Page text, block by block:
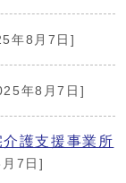
年8月7日]
年8月7日]
護支援事業所
7日]